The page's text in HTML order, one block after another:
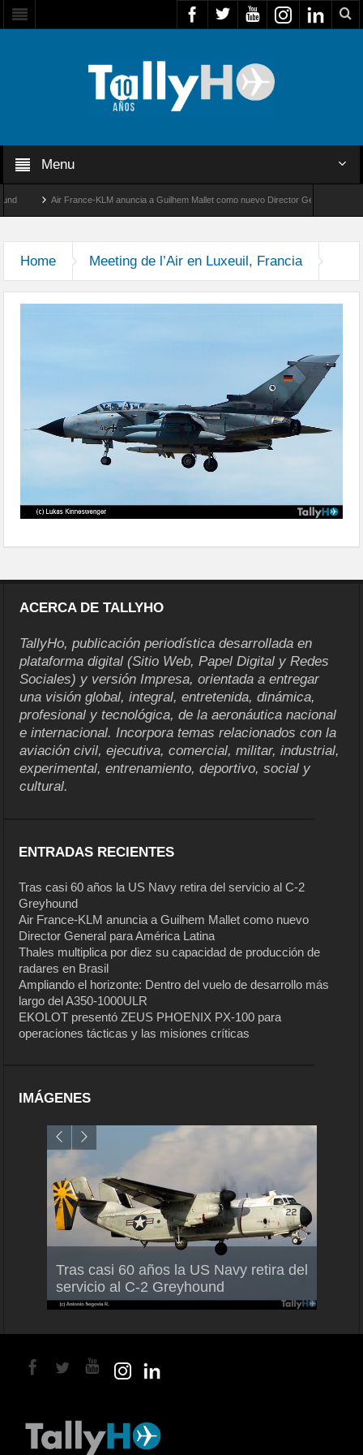
Menu
Air France-KLM anuncia a Guilhem Mallet como nuevo Director General para
Home Meeting de l’Air en Luxeuil, Francia
show-aereo-luxeuil-2015-18
ACERCA DE TALLYHO
TallyHo, publicación periodística desarrollada en
plataforma digital (Sitio Web, Papel Digital y Redes
Sociales) y versión Impresa, orientada a entregar
una visión global, integral, entretenida, dinámica,
profesional y tecnológica, de la aeronáutica nacional
e internacional. Incorpora temas relacionados con la
aviación civil, ejecutiva, comercial, militar, industrial,
experimental, entrenamiento, deportivo, social y
cultural.
ENTRADAS RECIENTES
Tras casi 60 años la US Navy retira del servicio al C-2
Greyhound
Air France-KLM anuncia a Guilhem Mallet como nuevo
Director General para América Latina
Thales multiplica por diez su capacidad de producción de
radares en Brasil
Ampliando el horizonte: Dentro del vuelo de desarrollo más
largo del A350-1000ULR
EKOLOT presentó ZEUS PHOENIX PX-100 para
operaciones tácticas y las misiones críticas
IMÁGENES
Tras casi 60 años la US Navy retira del
servicio al C-2 Greyhound